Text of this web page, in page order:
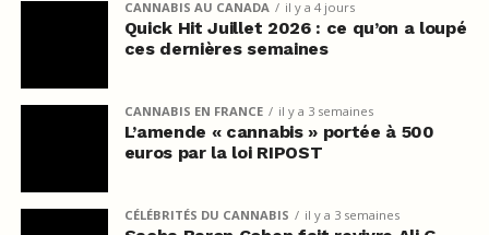
CANNABIS AU CANADA il y a 4 jours
Quick Hit Juillet 2026 : ce qu’on a loupé
ces dernières semaines
CANNABIS EN FRANCE il y a 3 semaines
L’amende « cannabis » portée à 500
euros par la loi RIPOST
CÉLÉBRITÉS DU CANNABIS il y a 3 semaines